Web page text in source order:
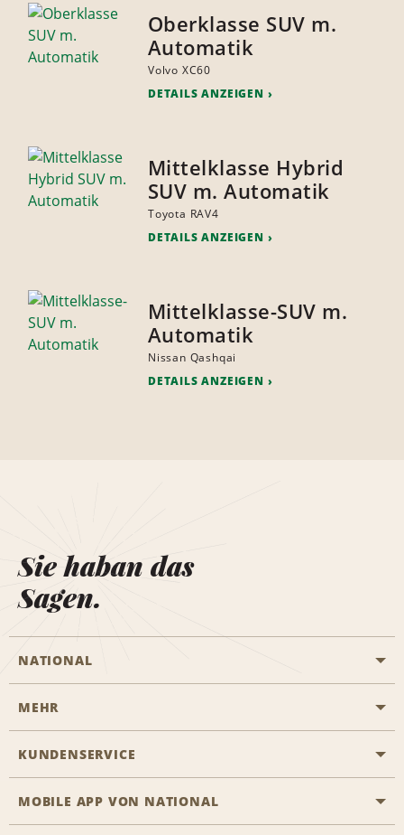
Oberklasse SUV m.
Automatik
Volvo XC60
DETAILS ANZEIGEN
Mittelklasse Hybrid
SUV m. Automatik
Toyota RAV4
DETAILS ANZEIGEN
Mittelklasse-SUV m.
Automatik
Nissan Qashqai
DETAILS ANZEIGEN
Sie haban das
Sagen.
NATIONAL
Eine Reservierung vornehmen
Das Business Rental Programm
MEHR
Karriere
KUNDENSERVICE
Barrierefreiheit
MOBILE APP VON NATIONAL